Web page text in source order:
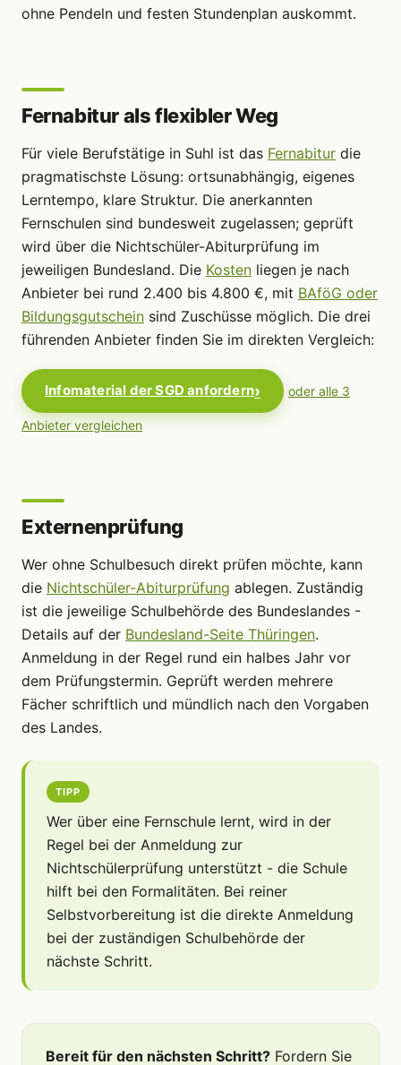
ohne Pendeln und festen Stundenplan auskommt.
Fernabitur als flexibler Weg
Für viele Berufstätige in Suhl ist das Fernabitur die
pragmatischste Lösung: ortsunabhängig, eigenes
Lerntempo, klare Struktur. Die anerkannten
Fernschulen sind bundesweit zugelassen; geprüft
wird über die Nichtschüler-Abiturprüfung im
jeweiligen Bundesland. Die Kosten liegen je nach
Anbieter bei rund 2.400 bis 4.800 €, mit BAföG oder
Bildungsgutschein sind Zuschüsse möglich. Die drei
führenden Anbieter finden Sie im direkten Vergleich:
Infomaterial der SGD anfordern oder alle 3
Anbieter vergleichen
Externenprüfung
Wer ohne Schulbesuch direkt prüfen möchte, kann
die Nichtschüler-Abiturprüfung ablegen. Zuständig
ist die jeweilige Schulbehörde des Bundeslandes -
Details auf der Bundesland-Seite Thüringen.
Anmeldung in der Regel rund ein halbes Jahr vor
dem Prüfungstermin. Geprüft werden mehrere
Fächer schriftlich und mündlich nach den Vorgaben
des Landes.
TIPP
Wer über eine Fernschule lernt, wird in der
Regel bei der Anmeldung zur
Nichtschülerprüfung unterstützt - die Schule
hilft bei den Formalitäten. Bei reiner
Selbstvorbereitung ist die direkte Anmeldung
bei der zuständigen Schulbehörde der
nächste Schritt.
Bereit für den nächsten Schritt? Fordern Sie